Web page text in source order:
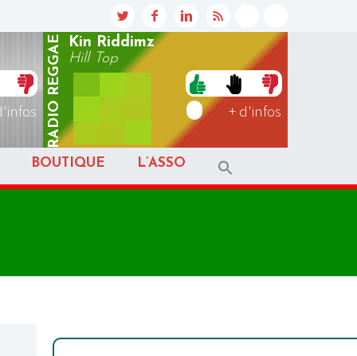
RADIO
REGGAE
Kin Riddimz
Hill Top
+ d'infos
BOUTIQUE L’ASSO